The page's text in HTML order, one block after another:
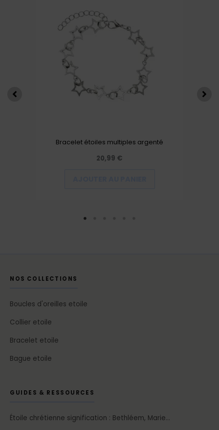
Bracelet étoiles multiples argenté
20,99 €
NOS COLLECTIONS
Boucles d'oreilles etoile
Collier etoile
Bracelet etoile
Bague etoile
GUIDES & RESSOURCES
Étoile chrétienne signification : Bethléem, Marie…